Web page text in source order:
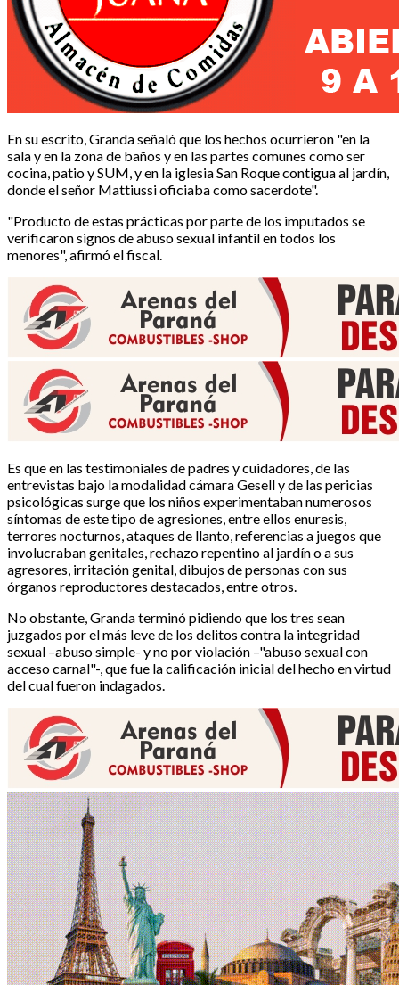
En su escrito, Granda señaló que los hechos ocurrieron "en la
sala y en la zona de baños y en las partes comunes como ser
cocina, patio y SUM, y en la iglesia San Roque contigua al jardín,
donde el señor Mattiussi oficiaba como sacerdote".
"Producto de estas prácticas por parte de los imputados se
verificaron signos de abuso sexual infantil en todos los
menores", afirmó el fiscal.
Es que en las testimoniales de padres y cuidadores, de las
entrevistas bajo la modalidad cámara Gesell y de las pericias
psicológicas surge que los niños experimentaban numerosos
síntomas de este tipo de agresiones, entre ellos enuresis,
terrores nocturnos, ataques de llanto, referencias a juegos que
involucraban genitales, rechazo repentino al jardín o a sus
agresores, irritación genital, dibujos de personas con sus
órganos reproductores destacados, entre otros.
No obstante, Granda terminó pidiendo que los tres sean
juzgados por el más leve de los delitos contra la integridad
sexual –abuso simple- y no por violación –"abuso sexual con
acceso carnal"-, que fue la calificación inicial del hecho en virtud
del cual fueron indagados.